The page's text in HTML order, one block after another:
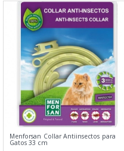
Menforsan Collar Antiinsectos para
Gatos 33 cm